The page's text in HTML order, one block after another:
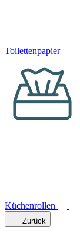
Toilettenpapier
Küchenrollen
Zurück